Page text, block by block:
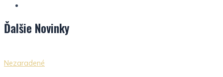
Ďalšie Novinky
Nezaradené